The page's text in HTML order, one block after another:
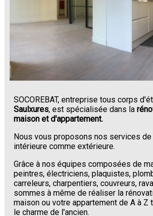
SOCOREBAT, entreprise tous corps
Saulxures, est spécialisée dans la
maison et d'appartement.
Nous vous proposons nos services
intérieure comme extérieure.
Grâce à nos équipes composées de
peintres, électriciens, plaquistes,
carreleurs, charpentiers, couvreurs,
sommes à même de réaliser la
maison ou votre appartement de A à Z
le charme de l'ancien.